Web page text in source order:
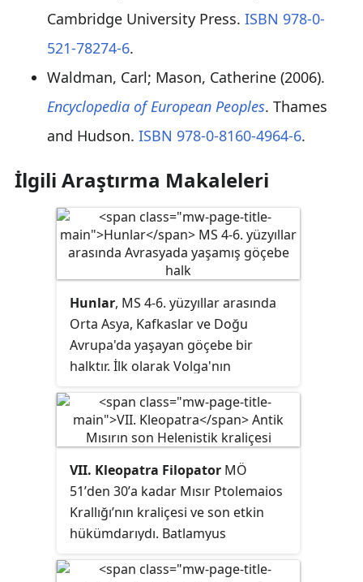
Cambridge University Press. ISBN 978-0-
521-78274-6.
Waldman, Carl; Mason, Catherine (2006).
Encyclopedia of European Peoples. Thames
and Hudson. ISBN 978-0-8160-4964-6.
İlgili Araştırma Makaleleri
Hunlar, MS 4-6. yüzyıllar arasında
Orta Asya, Kafkaslar ve Doğu
Avrupa'da yaşayan göçebe bir
halktır. İlk olarak Volga'nın
bir parçası olan bir bölgede
yaşadıkları tahmin edilmektedir. MS
370 yılına gelindiğinde Hunlar Volga
bölgesine varmış ve 430 yılına
gelindiğinde ise Avrupa'da kısa
ömürlü de olsa geniş bir hakimiyet
kurmuşlardır. Gotları ve Roma
sınırları dışında yaşayan diğer
birçok Cermen halkını fethetmiş ve
VII. Kleopatra Filopator MÖ
51ʼden 30ʼa kadar Mısır Ptolemaios
Krallığıʼnın kraliçesi ve son etkin
hükümdarıydı. Batlamyus
Kleopatra, Makedonyalı Yunan